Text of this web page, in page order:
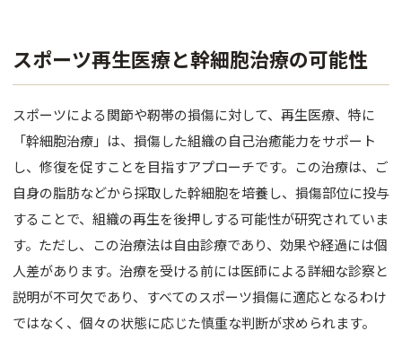
目元
鼻
口唇
顎
糸リフト
フェイス
スポーツ再生医療と幹細胞治療の可能性
スポーツによる関節や靭帯の損傷に対して、再生医療、特に
「幹細胞治療」は、損傷した組織の自己治癒能力をサポート
し、修復を促すことを目指すアプローチです。この治療は、ご
自身の脂肪などから採取した幹細胞を培養し、損傷部位に投与
することで、組織の再生を後押しする可能性が研究されていま
す。ただし、この治療法は自由診療であり、効果や経過には個
人差があります。治療を受ける前には医師による詳細な診察と
説明が不可欠であり、すべてのスポーツ損傷に適応となるわけ
ではなく、個々の状態に応じた慎重な判断が求められます。